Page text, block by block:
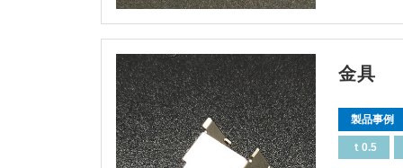
金具
製品事例
ｔ0.5